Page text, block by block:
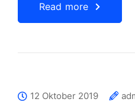
Read more
12 Oktober 2019